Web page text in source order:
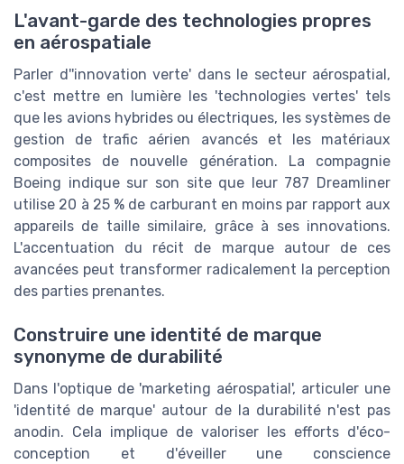
L'avant-garde des technologies propres
en aérospatiale
Parler d''innovation verte' dans le secteur aérospatial,
c'est mettre en lumière les 'technologies vertes' tels
que les avions hybrides ou électriques, les systèmes de
gestion de trafic aérien avancés et les matériaux
composites de nouvelle génération. La compagnie
Boeing indique sur son site que leur 787 Dreamliner
utilise 20 à 25 % de carburant en moins par rapport aux
appareils de taille similaire, grâce à ses innovations.
L'accentuation du récit de marque autour de ces
avancées peut transformer radicalement la perception
des parties prenantes.
Construire une identité de marque
synonyme de durabilité
Dans l'optique de 'marketing aérospatial', articuler une
'identité de marque' autour de la durabilité n'est pas
anodin. Cela implique de valoriser les efforts d'éco-
conception et d'éveiller une conscience